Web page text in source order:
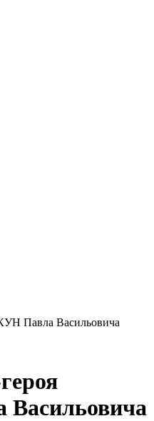
Павла Васильовича